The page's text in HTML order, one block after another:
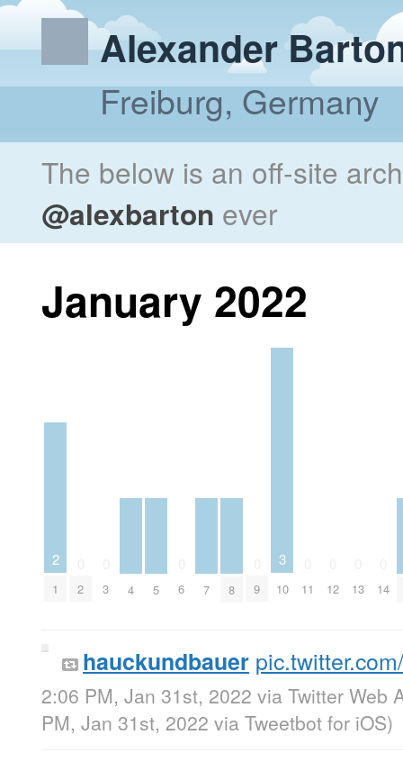
Alexander
Freiburg, Germany
The below is an off-site
@alexbarton ever
January 2022
2
1 2 3 4 5 6 7 8 9
3
10 11 12 13 14
hauckundbauer
2:06 PM, Jan 31st, 2022 via Twitter Web
PM, Jan 31st, 2022 via Tweetbot for iΟS)